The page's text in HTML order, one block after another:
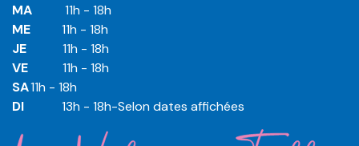
MA
​11h - 18h
ME
​11h - 18h
JE
​​11h - 18h
VE
​​​11h - 18h
SA​​​11h - 18h
DI
​​​ 13h - 18h-Selon dates affichées